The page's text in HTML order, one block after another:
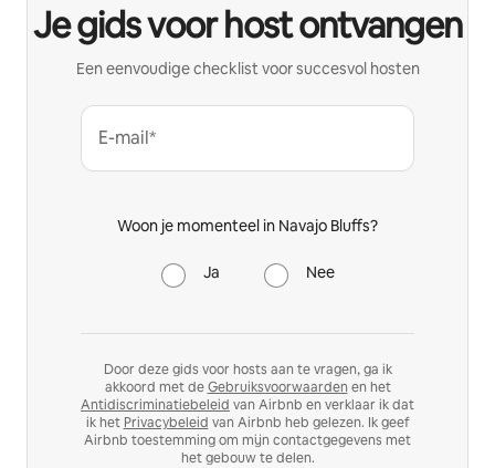
Je gids voor host ontvangen
Een eenvoudige checklist voor succesvol hosten
E-mail*
Woon je momenteel in Navajo Bluffs?
Ja Nee
Door deze gids voor hosts aan te vragen, ga ik
akkoord met deGebruiksvoorwaarden en het
Antidiscriminatiebeleid van Airbnb en verklaar ik dat
ik het Privacybeleid van Airbnb heb gelezen. Ik geef
Airbnb toestemming om mijn contactgegevens met
het gebouw te delen.